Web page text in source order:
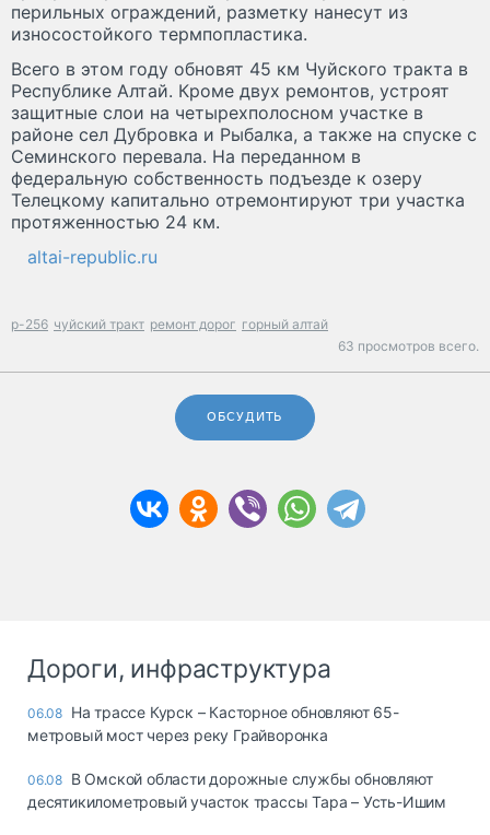
перильных ограждений, разметку нанесут из
износостойкого термпопластика.
Всего в этом году обновят 45 км Чуйского тракта в
Республике Алтай. Кроме двух ремонтов, устроят
защитные слои на четырехполосном участке в
районе сел Дубровка и Рыбалка, а также на спуске с
Семинского перевала. На переданном в
федеральную собственность подъезде к озеру
Телецкому капитально отремонтируют три участка
протяженностью 24 км.
altai-republic.ru
р-256 чуйский тракт ремонт дорог горный алтай
63 просмотров всего.
ОБСУДИТЬ
Дороги, инфраструктура
06.08 На трассе Курск – Касторное обновляют 65-
метровый мост через реку Грайворонка
06.08 В Омской области дорожные службы обновляют
десятикилометровый участок трассы Тара – Усть-Ишим